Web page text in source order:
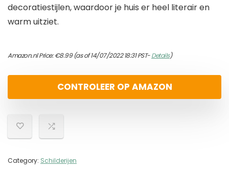
decoratiestijlen, waardoor je huis er heel literair en
warm uitziet.
Amazon.nl Price:€8.99(as of 14/07/2022 18:31 PST-Details)
CONTROLEER OP AMAZON
Category: Schilderijen